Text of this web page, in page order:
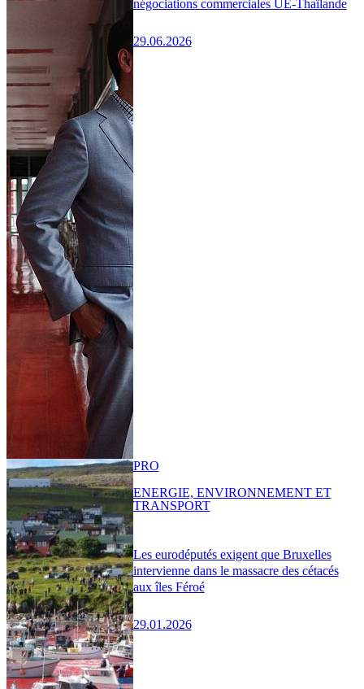
négociations commerciales UE-Thaïlande
29.06.2026
Les eurodéputés exigent que Bruxelles
intervienne dans le massacre des cétacés
aux îles Féroé
29.01.2026
PRO
ENERGIE, ENVIRONNEMENT ET
TRANSPORT